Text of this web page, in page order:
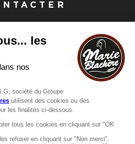
nous contacter ?
FAQ.